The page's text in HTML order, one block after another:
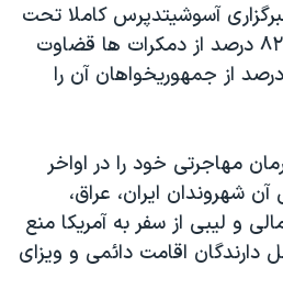
آسوشیتدپرس کاملا تحت
تاثیر گرایش حزبی است: ۸۲ درصد از دمکرات ها قضاوت
دادگاه ها را دست و ۷۳ درصد از جمهوریخواهان آن را
مهاجرتی خود را در اواخر
شهروندان ایران، عراق،
و لیبی از سفر به آمریکا منع
اقامت دائمی و ویزای